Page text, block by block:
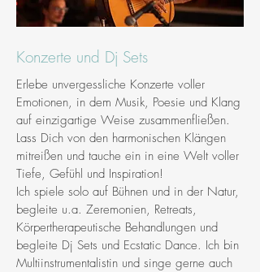
Konzerte und Dj Sets
Erlebe unvergessliche Konzerte voller
Emotionen, in dem Musik, Poesie und Klang
auf einzigartige Weise zusammenfließen.
Lass Dich von den harmonischen Klängen
mitreißen und tauche ein in eine Welt voller
Tiefe, Gefühl und Inspiration!
Ich spiele solo auf Bühnen und in der Natur,
begleite u.a. Zeremonien, Retreats,
Körpertherapeutische Behandlungen und
begleite Dj Sets und Ecstatic Dance. Ich bin
Multiinstrumentalistin und singe gerne auch